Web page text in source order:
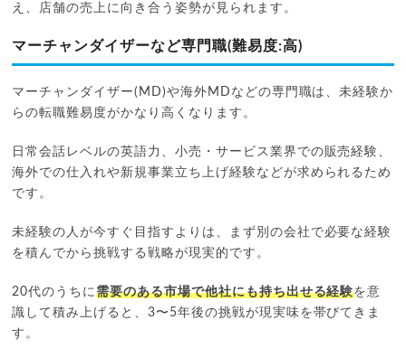
え、店舗の売上に向き合う姿勢が見られます。
マーチャンダイザーなど専門職(難易度:高)
マーチャンダイザー(MD)や海外MDなどの専門職は、未経験か
らの転職難易度がかなり高くなります。
日常会話レベルの英語力、小売・サービス業界での販売経験、
海外での仕入れや新規事業立ち上げ経験などが求められるため
です。
未経験の人が今すぐ目指すよりは、まず別の会社で必要な経験
を積んでから挑戦する戦略が現実的です。
20代のうちに需要のある市場で他社にも持ち出せる経験を意
識して積み上げると、3〜5年後の挑戦が現実味を帯びてきま
す。